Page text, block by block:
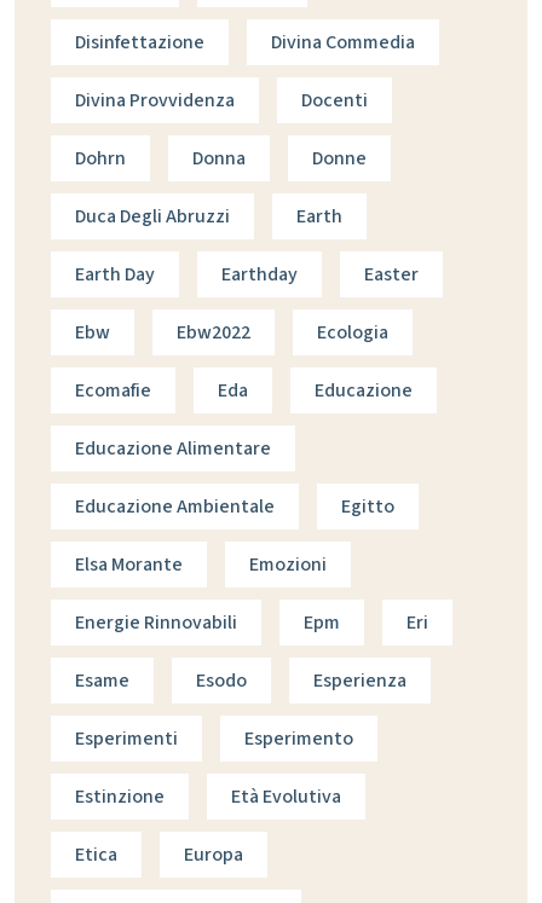
Disinfettazione Divina Commedia
Divina Provvidenza Docenti
Dohrn Donna Donne
Duca Degli Abruzzi Earth
Earth Day Earthday Easter
Ebw Ebw2022 Ecologia
Ecomafie Eda Educazione
Educazione Alimentare
Educazione Ambientale Egitto
Elsa Morante Emozioni
Energie Rinnovabili Epm Eri
Esame Esodo Esperienza
Esperimenti Esperimento
Estinzione Età Evolutiva
Etica Europa